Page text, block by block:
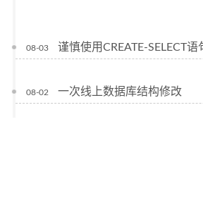
08-03 谨慎使用CREATE-SELECT
08-02 一次线上数据库结构修改